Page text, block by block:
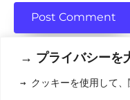
→ プライバシーを
→ クッキーを使用して、